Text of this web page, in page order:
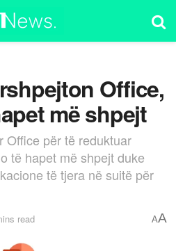
Office,
më shpejt
Office për të reduktuar
të hapet më shpejt duke
të tjera në suitë për
read AA